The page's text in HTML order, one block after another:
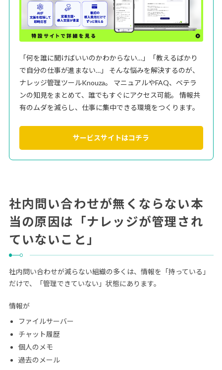
「何を誰に聞けばいいのかわからない…」「教えるばかり
で自分の仕事が進まない…」 そんな悩みを解決するのが、
ナレッジ管理ツールKnouza。 マニュアルやFAQ、ベテラ
ンの知見をまとめて、誰でもすぐにアクセス可能。 情報共
有のムダを減らし、仕事に集中できる環境をつくります。
サービスサイトはコチラ
社内問い合わせが無くならない本
当の原因は「ナレッジが管理され
ていないこと」
社内問い合わせが減らない組織の多くは、情報を「持っている」
だけで、「管理できていない」状態にあります。
情報が
ファイルサーバー
チャット履歴
個人のメモ
過去のメール